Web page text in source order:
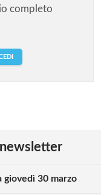
completo
giovedì 30 marzo